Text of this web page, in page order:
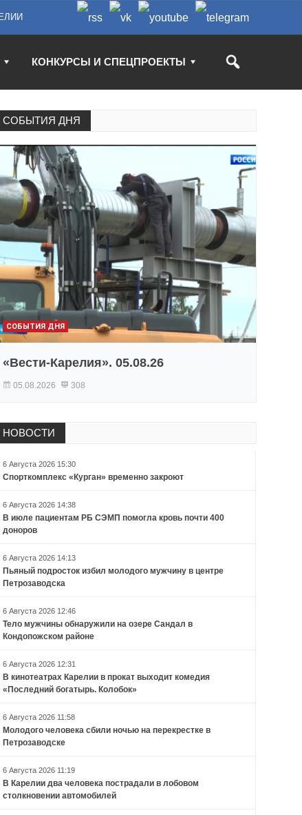
КОНКУРСЫ И СПЕЦПРОЕКТЫ
СОБЫТИЯ ДНЯ
СОБЫТИЯ ДНЯ
«Вести-Карелия». 05.08.26
05.08.2026 308
НОВОСТИ
6 Августа 2026 15:30
Спорткомплекс «Курган» временно закроют
6 Августа 2026 14:38
В июле пациентам РБ СЭМП помогла кровь почти 400
доноров
6 Августа 2026 14:13
Пьяный подросток избил молодого мужчину в центре
Петрозаводска
6 Августа 2026 12:46
Тело мужчины обнаружили на озере Сандал в
Кондопожском районе
6 Августа 2026 12:31
В кинотеатрах Карелии в прокат выходит комедия
«Последний богатырь. Колобок»
6 Августа 2026 11:58
Молодого человека сбили ночью на перекрестке в
Петрозаводске
6 Августа 2026 11:19
В Карелии два человека пострадали в лобовом
столкновении автомобилей